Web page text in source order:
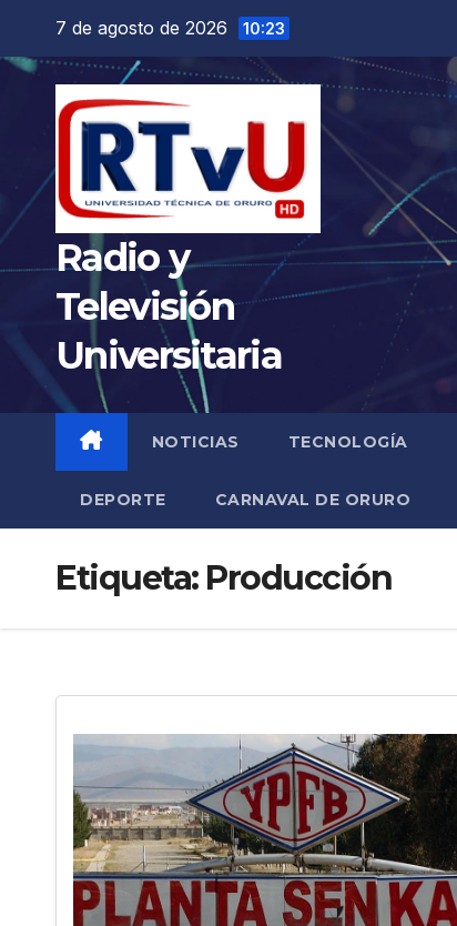
contenido
7 de agosto de 2026 10:23
Radio y
Televisión
Universitaria
NOTICIAS TECNOLOGÍA
DEPORTE CARNAVAL DE ORURO
Etiqueta: Producción